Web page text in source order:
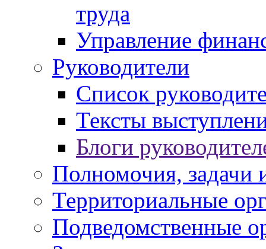
труда
Управление
Руководители
Список
Тексты
Блоги
Полномочия, задачи
Территориальные
Подведомственные